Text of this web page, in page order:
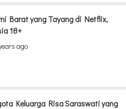
Barat yang Tayang di Netflix,
18+
ago
Keluarga Risa Saraswati yang